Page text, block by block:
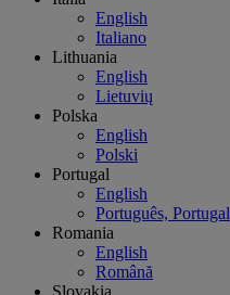
English
Italiano
Lithuania
English
Lietuvių
Polska
English
Polski
Portugal
English
Português, Portugal
Romania
English
Română
Slovakia